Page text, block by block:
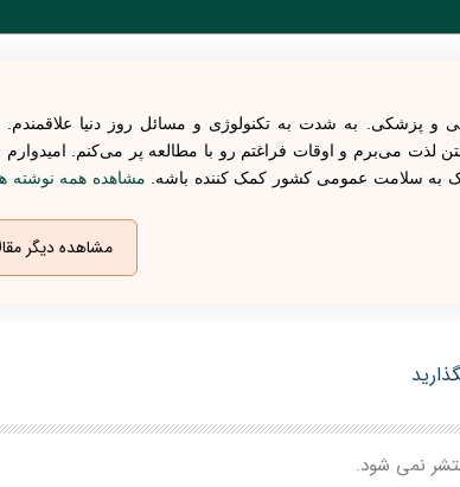
بدن خود بازگشته است و احساس خستگی یا درد نمی‌کند،
بیماری‌های پوستی هستند، مانند
و پزشکی. به شدت به تکنولوژی و مسائل روز دنیا علاقمندم.
لذت می‌برم و اوقات فراغتم رو با مطالعه پر می‌کنم. امیدوارم
به سلامت عمومی کشور کمک کننده باشه. مشاهده همه نوشته
مشاهده دیگر
نمی شود.